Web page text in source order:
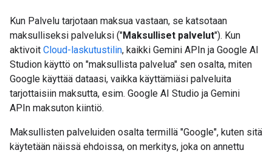
Kun Palvelu tarjotaan maksua vastaan, se katsotaan
maksulliseksi palveluksi ("Maksulliset palvelut"). Kun
aktivoit Cloud-laskutustilin, kaikki Gemini APIn ja Google AI
Studion käyttö on "maksullista palvelua" sen osalta, miten
Google käyttää dataasi, vaikka käyttämiäsi palveluita
tarjottaisiin maksutta, esim. Google AI Studio ja Gemini
APIn maksuton kiintiö.
Maksullisten palveluiden osalta termillä "Google", kuten sitä
käytetään näissä ehdoissa, on merkitys, joka on annettu